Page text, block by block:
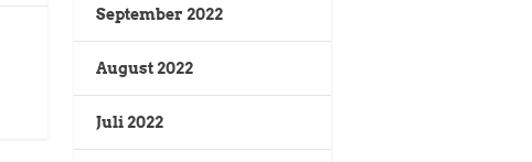
September 2022
August 2022
Juli 2022